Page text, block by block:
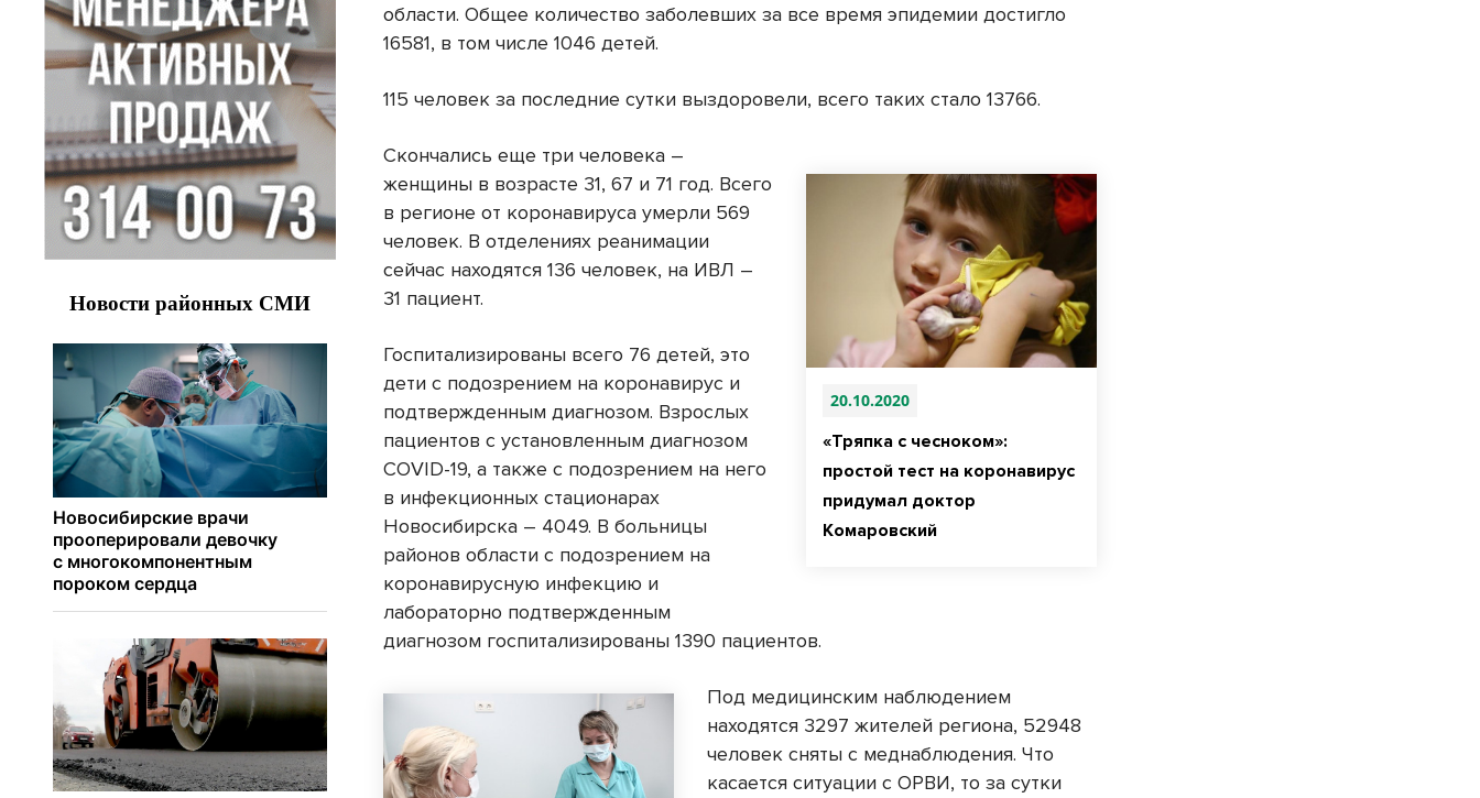
области. Общее количество заболевших за все время эпидемии достигло
16581, в том числе 1046 детей.
115 человек за последние сутки выздоровели, всего таких стало 13766.
20.10.2020
«Тряпка с чесноком»:
простой тест на коронавирус
придумал доктор
Комаровский
Скончались еще три человека –
женщины в возрасте 31, 67 и 71 год. Всего
в регионе от коронавируса умерли 569
человек. В отделениях реанимации
сейчас находятся 136 человек, на ИВЛ –
31 пациент.
Госпитализированы всего 76 детей, это
дети с подозрением на коронавирус и
подтвержденным диагнозом. Взрослых
пациентов с установленным диагнозом
COVID-19, а также с подозрением на него
в инфекционных стационарах
Новосибирска – 4049. В больницы
районов области с подозрением на
коронавирусную инфекцию и
лабораторно подтвержденным
диагнозом госпитализированы 1390 пациентов.
Под медицинским наблюдением
находятся 3297 жителей региона, 52948
человек сняты с меднаблюдения. Что
касается ситуации с ОРВИ, то за сутки